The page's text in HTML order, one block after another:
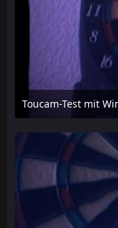
Toucam-Test mit
18. März